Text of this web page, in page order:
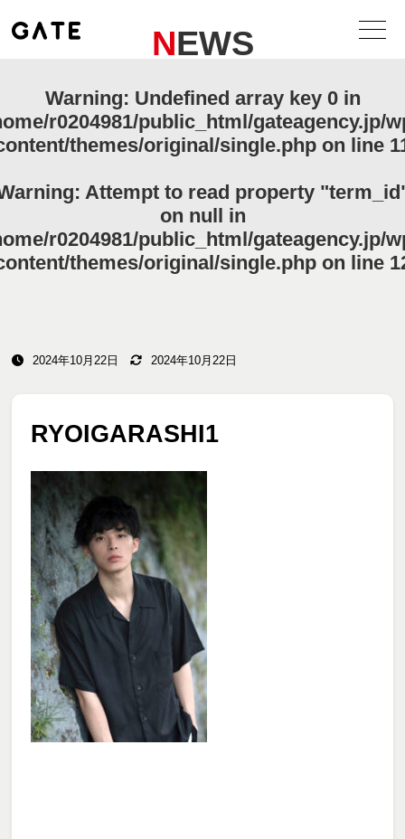
NEWS
Warning: Undefined array key 0 in
r0204981/public_html/gateagency.jp/
themes/original/single.php on line
: Attempt to read property
on null in
r0204981/public_html/gateagency.jp/
themes/original/single.phpon line
2024年10月22日 2024年10月22日
RYOIGARASHI1